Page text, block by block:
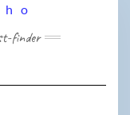
finder